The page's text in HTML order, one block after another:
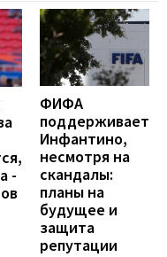
-
ФИФА
поддерживает
Инфантино,
несмотря на
скандалы:
планы на
будущее и
защита
репутации